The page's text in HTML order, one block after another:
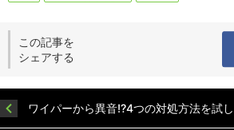
この記事を
シェアする
ワイパーから異音!?4つの対処方法を試し